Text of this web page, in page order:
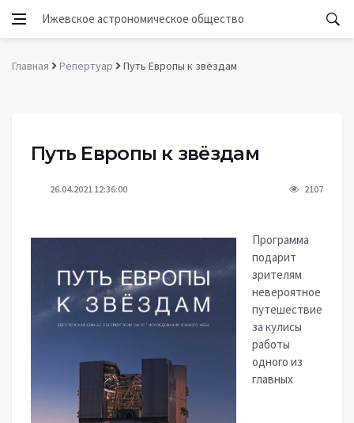
Ижевское астрономическое общество
Главная Репертуар Путь Европы к звёздам
Путь Европы к звёздам
26.04.2021 12:36:00 2107
Программа
подарит
зрителям
невероятное
путешествие
за кулисы
работы
одного из
главных